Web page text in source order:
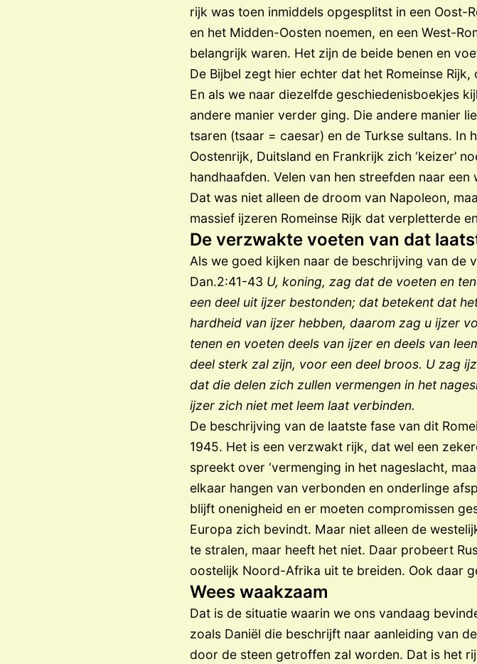
rijk was toen inmiddels opgesplitst in een Oost-
en het Midden-Oosten noemen, en een West-
belangrijk waren. Het zijn de beide benen en
De Bijbel zegt hier echter dat het Romeinse
En als we naar diezelfde geschiedenisboekjes
andere manier verder ging. Die andere manier
tsaren (tsaar = caesar) en de Turkse sultans. In
Oostenrijk, Duitsland en Frankrijk zich ‘keizer’
handhaafden. Velen van hen streefden naar
Dat was niet alleen de droom van Napoleon,
massief ijzeren Romeinse Rijk dat verpletterde
De verzwakte voeten van dat
Als we goed kijken naar de beschrijving van de
Dan.2:41-43 U, koning, zag dat de voeten en
een deel uit ijzer bestonden; dat betekent dat
hardheid van ijzer hebben, daarom zag u ijzer
tenen en voeten deels van ijzer en deels van
deel sterk zal zijn, voor een deel broos. U zag
dat die delen zich zullen vermengen in het
ijzer zich niet met leem laat verbinden.
De beschrijving van de laatste fase van dit
1945. Het is een verzwakt rijk, dat wel een
spreekt over ‘vermenging in het nageslacht,
elkaar hangen van verbonden en onderlinge
blijft onenigheid en er moeten compromissen
Europa zich bevindt. Maar niet alleen de
te stralen, maar heeft het niet. Daar probeert
oostelijk Noord-Afrika uit te breiden. Ook daar
Wees waakzaam
Dat is de situatie waarin we ons vandaag
zoals Daniël die beschrijft naar aanleiding van
door de steen getroffen zal worden. Dat is het